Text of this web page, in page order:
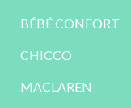
BÉBÉ CONFORT
CHICCO
MACLAREN